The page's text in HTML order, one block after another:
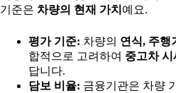
기준은 차량의 현재 가치 예요.
평가 기준: 차량의 연식, 주행
합적으로 고려하여 중고차 시
답니다.
담보 비율: 금융기관은 차량